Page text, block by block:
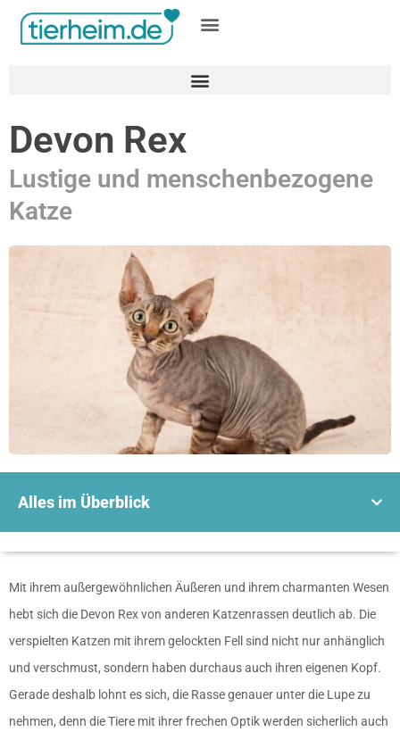
Devon Rex
Lustige und menschenbezogene
Katze
Alles im Überblick
Mit ihrem außergewöhnlichen Äußeren und ihrem charmanten Wesen
hebt sich die Devon Rex von anderen Katzenrassen deutlich ab. Die
verspielten Katzen mit ihrem gelockten Fell sind nicht nur anhänglich
und verschmust, sondern haben durchaus auch ihren eigenen Kopf.
Gerade deshalb lohnt es sich, die Rasse genauer unter die Lupe zu
nehmen, denn die Tiere mit ihrer frechen Optik werden sicherlich auch